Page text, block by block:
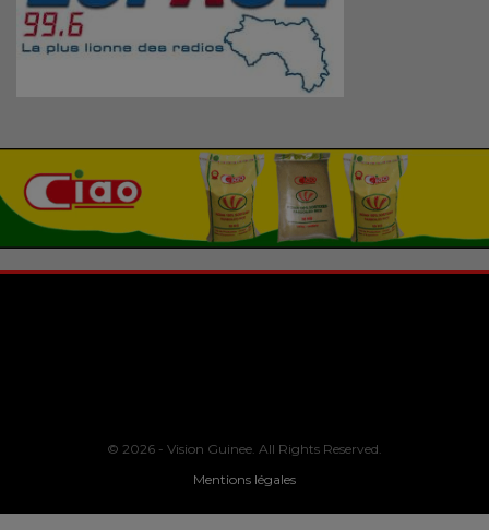
© 2026 - Vision Guinee. All Rights Reserved.
Mentions légales